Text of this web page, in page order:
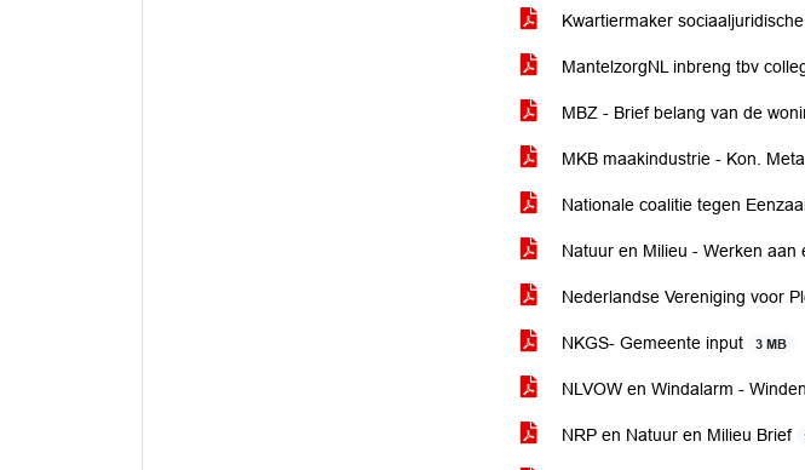
Kwartiermaker
MantelzorgNL inbreng tbv
MBZ - Brief belang van de
MKB maakindustrie - Kon.
Nationale coalitie tegen
Natuur en Milieu - Werken
Nederlandse Vereniging voor
NKGS- Gemeente input 3 MB
NLVOW en Windalarm -
NRP en Natuur en Milieu Brief